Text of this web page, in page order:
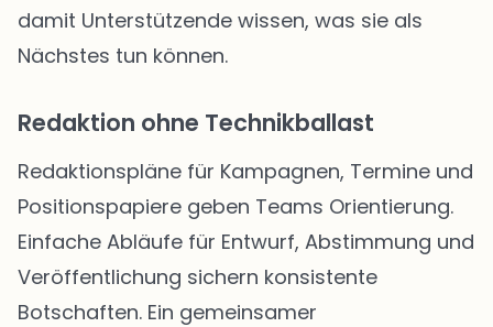
damit Unterstützende wissen, was sie als
Nächstes tun können.
Redaktion ohne Technikballast
Redaktionspläne für Kampagnen, Termine und
Positionspapiere geben Teams Orientierung.
Einfache Abläufe für Entwurf, Abstimmung und
Veröffentlichung sichern konsistente
Botschaften. Ein gemeinsamer